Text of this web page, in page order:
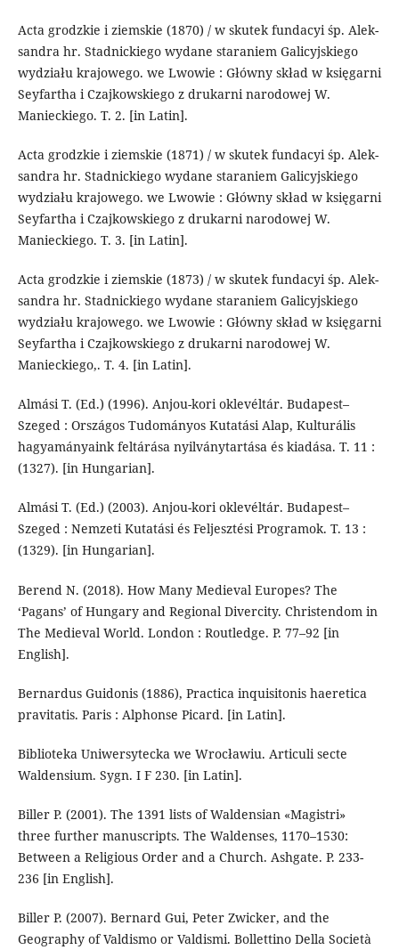
Acta grodzkie i ziemskie (1870) / w skutek fundacyi śp. Alek­
sandra hr. Stadnickiego wydane staraniem Galicyjskiego
wydziału krajo­wego. we Lwo­wie : Główny skład w księgarni
Seyfartha i Czajkow­skiego z drukarni naro­do­wej W.
Manieckiego. T. 2. [in Latin].
Acta grodzkie i ziemskie (1871) / w skutek fundacyi śp. Alek­
sandra hr. Stadnickiego wydane staraniem Galicyjskiego
wydziału krajo­wego. we Lwo­wie : Główny skład w księgarni
Seyfartha i Czajkow­skiego z drukarni naro­do­wej W.
Manieckiego. T. 3. [in Latin].
Acta grodzkie i ziemskie (1873) / w skutek fundacyi śp. Alek­
sandra hr. Stadnickiego wydane staraniem Galicyjskiego
wydziału krajo­wego. we Lwo­wie : Główny skład w księgarni
Seyfartha i Czajkow­skiego z drukarni narodo­wej W.
Manieckiego,. T. 4. [in Latin].
Almási T. (Ed.) (1996). Anjou-kori oklevéltár. Budapest–
Szeged : Országos Tudo­mányos Kutatási Alap, Kulturális
hagyamányaink feltárása nyilvány­tartása és kiadása. T. 11 :
(1327). [in Hungarian].
Almási T. (Ed.) (2003). Anjou-kori oklevéltár. Budapest–
Szeged : Nemzeti Kuta­tá­si és Feljesztési Programok. T. 13 :
(1329). [in Hungarian].
Berend N. (2018). How Many Medieval Europes? The
‘Pagans’ of Hungary and Regional Divercity. Christendom in
The Medieval World. London : Routledge. P. 77–92 [in
English].
Bernardus Guidonis (1886), Practica inquisitonis haeretica
pravitatis. Paris : Alphonse Picard. [in Latin].
Biblioteka Uniwersytecka we Wrocławiu. Articuli secte
Waldensium. Sygn. I F 230. [in Latin].
Biller P. (2001). The 1391 lists of Waldensian «Magistri»
three further manuscripts. The Waldenses, 1170–1530:
Between a Religious Order and a Church. Ashgate. P. 233-
236 [in English].
Biller P. (2007). Bernard Gui, Peter Zwicker, and the
Geography of Valdismo or Valdismi. Bollettino Della Società